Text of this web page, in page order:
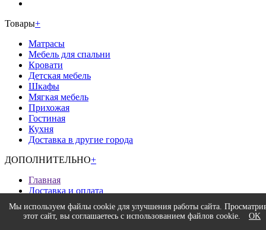
Мы используем файлы cookie для улучшения работы сайта.
этот сайт, вы соглашаетесь с использованием файлов cookie.
OK
Товары+
Матрасы
Мебель для спальни
Кровати
Детская мебель
Шкафы
Мягкая мебель
Прихожая
Гостиная
Кухня
Доставка в другие города
ДОПОЛНИТЕЛЬНО+
Главная
Доставка и оплата
Гарантия низкой цены
Акции